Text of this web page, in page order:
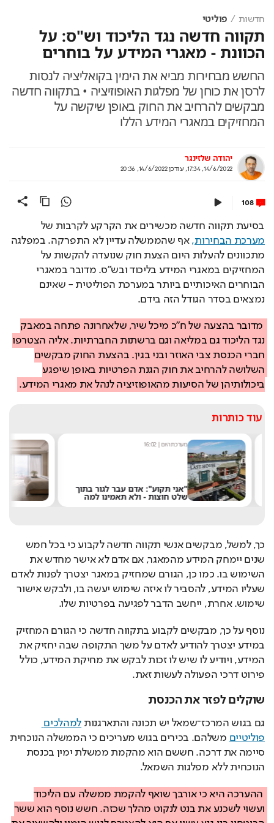
חדשות פוליטי
תקווה חדשה נגד הליכוד וש"ס: על
הכוונת - מאגרי המידע על בוחרים
החשש מבחירות מביא את הימין בקואליציה לנסות
לרסן את כוחן של מפלגות האופוזיציה • בתקווה חדשה
מבקשים להרחיב את החוק באופן שיקשה על
המחזיקים במאגרי המידע הללו
יהודה שלזינגר
14/6/2022, 17:34
,עודכן14/6/2022, 20:36
108
בסיעת תקווה חדשה מכשירים את הקרקע לקרבות של
מערכת הבחירות,
אף שהממשלה עדיין לא התפרקה. במפלגה
מתכוונים להעלות היום הצעת חוק שנועדה להקשות על
המחזיקים במאגרי המידע בליכוד ובש"ס. מדובר במאגרי
הבוחרים האיכותיים ביותר במערכת הפוליטית - שאינם
נמצאים בסדר הגודל הזה בידם.
מדובר בהצעה של ח"כ מיכל שיר, שלאחרונה פתחה במאבק
נגד הליכוד גם במליאה וגם ברשתות החברתיות. אליה הצטרפו
חברי הכנסת צבי האוזר ובני בגין. בהצעת החוק מבקשים
השלושה להרחיב את חוק הגנת הפרטיות באופן שיפגע
ביכולותיהן של הסיעות מהאופוזיציה לנהל את מאגרי המידע.
עוד כותרות
מערכת היום|
16:02
"אני תקוע": אדם עבר לגור בתוך
שלט חוצות - ולא תאמינו למה
כך, למשל, מבקשים אנשי תקווה חדשה לקבוע כי בכל חמש
שנים יימחק המידע מהמאגר, אם אדם לא אישר מחדש את
השימוש בו. כמו כן, הגורם שמחזיק במאגר יצטרך לפנות לאדם
שעליו המידע, להסביר לו איזה שימוש יעשה בו, ולבקש אישור
שימוש. אחרת, ייחשב הדבר לפגיעה בפרטיות שלו.
נוסף על כך, מבקשים לקבוע בתקווה חדשה כי הגורם המחזיק
במידע יצטרך להודיע לאדם על משך התקופה שבה יחזיק את
המידע, ויודיע לו שיש לו זכות לבקש את מחיקת המידע, כולל
פירוט דרכי הפעולה לעשות זאת.
שוקלים לפזר את הכנסת
גם בגוש המרכז־שמאל יש תכונה והתארגנות
למהלכים
פוליטיים
משלהם. בכירים בגוש מעריכים כי הממשלה הנוכחית
סיימה את דרכה. חששם הוא מהקמת ממשלת ימין בכנסת
הנוכחית ללא מפלגות השמאל.
ההערכה היא כי אורבך שואף להקמת ממשלה עם הליכוד
ועשוי לשכנע את בנט לנקוט מהלך שכזה. חשש נוסף הוא ששר